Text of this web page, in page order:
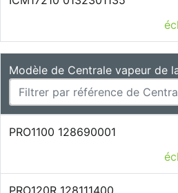
Modèle de Centrale vapeur de
PRO1100 128690001